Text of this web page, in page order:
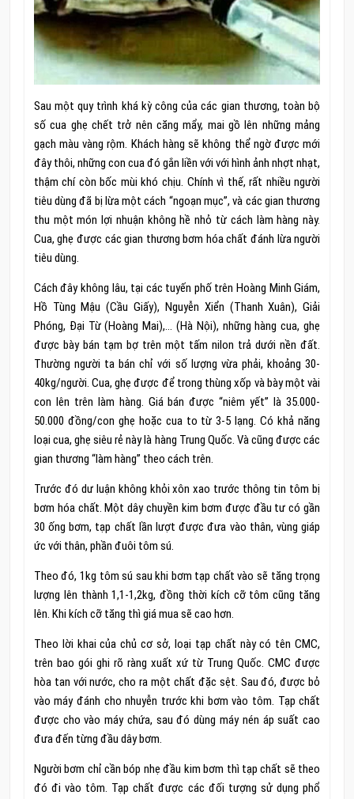
Sau một quy trình khá kỳ công của các gian thương, toàn bộ
số cua ghẹ chết trở nên căng mẩy, mai gồ lên những mảng
gạch màu vàng rộm. Khách hàng sẽ không thể ngờ được mới
đây thôi, những con cua đó gắn liền với với hình ảnh nhợt nhạt,
thậm chí còn bốc mùi khó chịu. Chính vì thế, rất nhiều người
tiêu dùng đã bị lừa một cách “ngoạn mục”, và các gian thương
thu một món lợi nhuận không hề nhỏ từ cách làm hàng này.
Cua, ghẹ được các gian thương bơm hóa chất đánh lừa người
tiêu dùng.
Cách đây không lâu, tại các tuyến phố trên Hoàng Minh Giám,
Hồ Tùng Mậu (Cầu Giấy), Nguyễn Xiển (Thanh Xuân), Giải
Phóng, Đại Từ (Hoàng Mai),… (Hà Nội), những hàng cua, ghẹ
được bày bán tạm bợ trên một tấm nilon trả dưới nền đất.
Thường người ta bán chỉ với số lượng vừa phải, khoảng 30-
40kg/người. Cua, ghẹ được để trong thùng xốp và bày một vài
con lên trên làm hàng. Giá bán được “niêm yết” là 35.000-
50.000 đồng/con ghẹ hoặc cua to từ 3-5 lạng. Có khả năng
loại cua, ghẹ siêu rẻ này là hàng Trung Quốc. Và cũng được các
gian thương “làm hàng” theo cách trên.
Trước đó dư luận không khỏi xôn xao trước thông tin tôm bị
bơm hóa chất. Một dây chuyền kim bơm được đầu tư có gần
30 ống bơm, tạp chất lần lượt được đưa vào thân, vùng giáp
ức với thân, phần đuôi tôm sú.
Theo đó, 1kg tôm sú sau khi bơm tạp chất vào sẽ tăng trọng
lượng lên thành 1,1-1,2kg, đồng thời kích cỡ tôm cũng tăng
lên. Khi kích cỡ tăng thì giá mua sẽ cao hơn.
Theo lời khai của chủ cơ sở, loại tạp chất này có tên CMC,
trên bao gói ghi rõ ràng xuất xứ từ Trung Quốc. CMC được
hòa tan với nước, cho ra một chất đặc sệt. Sau đó, được bỏ
vào máy đánh cho nhuyễn trước khi bơm vào tôm. Tạp chất
được cho vào máy chứa, sau đó dùng máy nén áp suất cao
đưa đến từng đầu dây bơm.
Người bơm chỉ cần bóp nhẹ đầu kim bơm thì tạp chất sẽ theo
đó đi vào tôm. Tạp chất được các đối tượng sử dụng phổ